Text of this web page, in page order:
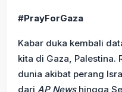
#PrayForGaza
Kabar duka kembali
kita di Gaza, Palestina.
dunia akibat perang
dari AP News hingga